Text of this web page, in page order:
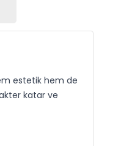
estetik hem de
katar ve